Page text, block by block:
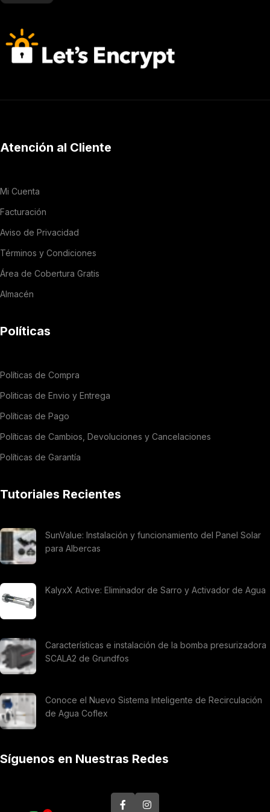
Atención al Cliente
Mi Cuenta
Facturación
Aviso de Privacidad
Términos y Condiciones
Área de Cobertura Gratis
Almacén
Políticas
Políticas de Compra
Politicas de Envio y Entrega
Políticas de Pago
Políticas de Cambios, Devoluciones y Cancelaciones
Políticas de Garantía
Tutoriales Recientes
SunValue: Instalación y funcionamiento del Panel Solar
para Albercas
KalyxX Active: Eliminador de Sarro y Activador de Agua
Características e instalación de la bomba presurizadora
SCALA2 de Grundfos
Conoce el Nuevo Sistema Inteligente de Recirculación
de Agua Coflex
Síguenos en Nuestras Redes